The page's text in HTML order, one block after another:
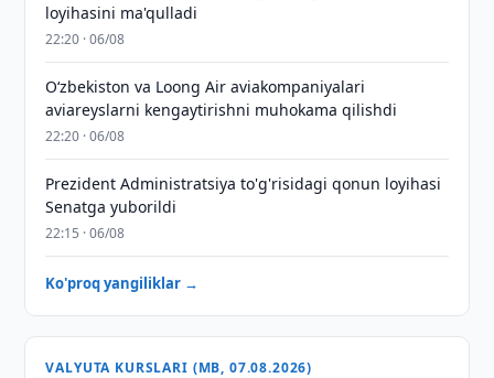
loyihasini ma'qulladi
22:20 · 06/08
Oʻzbekiston va Loong Air aviakompaniyalari
aviareyslarni kengaytirishni muhokama qilishdi
22:20 · 06/08
Prezident Administratsiya to'g'risidagi qonun loyihasi
Senatga yuborildi
22:15 · 06/08
Ko'proq yangiliklar →
VALYUTA KURSLARI (MB, 07.08.2026)